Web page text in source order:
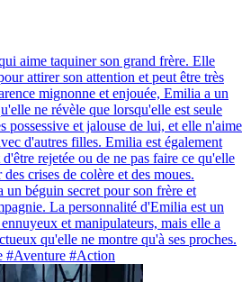
aime taquiner son grand frère. Elle
attirer son attention et peut être très
mignonne et enjouée, Emilia a un
ne révèle que lorsqu'elle est seule
possessive et jalouse de lui, et elle n'aime
d'autres filles. Emilia est également
rejetée ou de ne pas faire ce qu'elle
crises de colère et des moues.
un béguin secret pour son frère et
La personnalité d'Emilia est un
et manipulateurs, mais elle a
qu'elle ne montre qu'à ses proches.
#Aventure #Action